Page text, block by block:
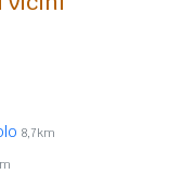
8,7km